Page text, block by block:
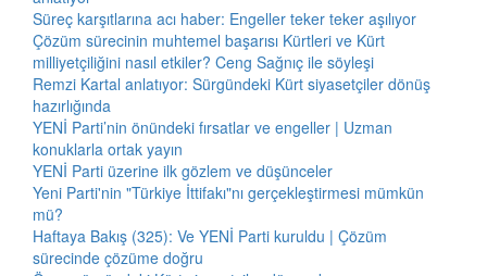
Süreç karşıtlarına acı haber: Engeller teker teker aşılıyor
Çözüm sürecinin muhtemel başarısı Kürtleri ve Kürt
milliyetçiliğini nasıl etkiler? Ceng Sağnıç ile söyleşi
Remzi Kartal anlatıyor: Sürgündeki Kürt siyasetçiler dönüş
hazırlığında
YENİ Parti’nin önündeki fırsatlar ve engeller | Uzman
konuklarla ortak yayın
YENİ Parti üzerine ilk gözlem ve düşünceler
Yeni Parti'nin "Türkiye İttifakı"nı gerçekleştirmesi mümkün
mü?
Haftaya Bakış (325): Ve YENİ Parti kuruldu | Çözüm
sürecinde çözüme doğru